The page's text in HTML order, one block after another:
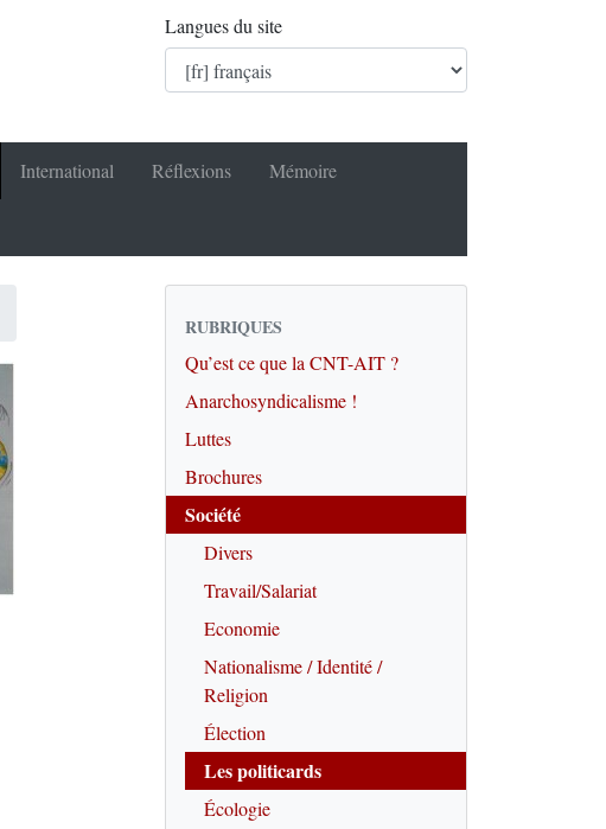
Langues du site
International Réflexions Mémoire
RUBRIQUES
Qu’est ce que la CNT-AIT ?
Anarchosyndicalisme !
Luttes
Brochures
Société
Divers
Travail/Salariat
Economie
Nationalisme / Identité /
Religion
Élection
Les politicards
Écologie